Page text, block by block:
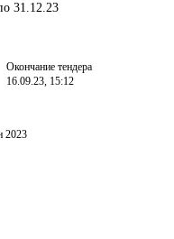
31.12.23
Окончание тендера
16.09.23, 15:12
2023